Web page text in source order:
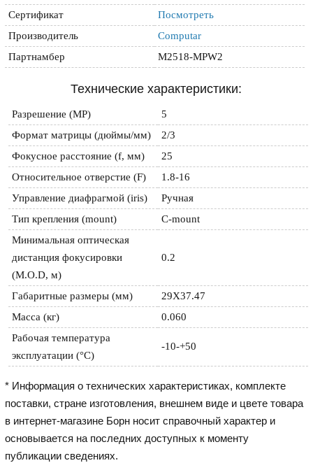
Сертификат
Посмотреть
Производитель
Computar
Партнамбер
M2518-MPW2
Технические характеристики:
Разрешение (MP)
5
Формат матрицы (дюймы/мм)
2/3
Фокусное расстояние (f, мм)
25
Относительное отверстие (F)
1.8-16
Управление диафрагмой (iris)
Ручная
Тип крепления (mount)
C-mount
Минимальная оптическая
дистанция фокусировки
(M.O.D, м)
0.2
Габаритные размеры (мм)
29X37.47
Масса (кг)
0.060
Рабочая температура
эксплуатации (°C)
-10-+50
* Информация о технических характеристиках, комплекте
поставки, стране изготовления, внешнем виде и цвете товара
в интернет-магазине Борн носит справочный характер и
основывается на последних доступных к моменту
публикации сведениях.